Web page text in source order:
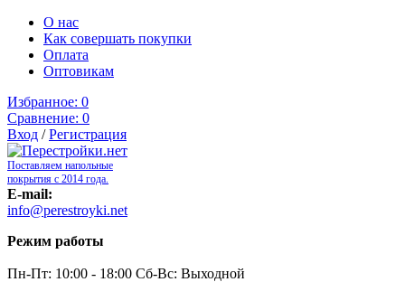
О нас
Как совершать покупки
Оплата
Оптовикам
Избранное: 0
Сравнение: 0
Вход /Регистрация
Поставляем напольные
покрытия с 2014 года.
E-mail:
info@perestroyki.net
Режим работы
Пн-Пт: 10:00 - 18:00 Сб-Вс: Выходной